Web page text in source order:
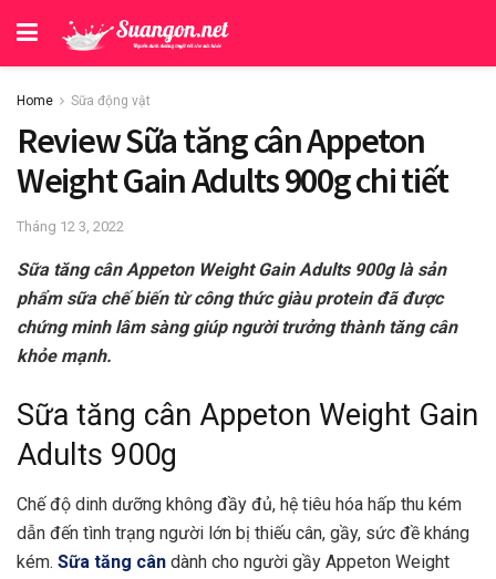
Home Sữa động vật
Review Sữa tăng cân Appeton
Weight Gain Adults 900g chi tiết
Tháng 12 3, 2022
Sữa tăng cân Appeton Weight Gain Adults 900g là sản
phẩm sữa chế biến từ công thức giàu protein đã được
chứng minh lâm sàng giúp người trưởng thành tăng cân
khỏe mạnh.
Sữa tăng cân Appeton Weight Gain
Adults 900g
Chế độ dinh dưỡng không đầy đủ, hệ tiêu hóa hấp thu kém
dẫn đến tình trạng người lớn bị thiếu cân, gầy, sức đề kháng
kém. Sữa tăng cân dành cho người gầy Appeton Weight